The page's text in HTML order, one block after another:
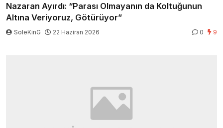
Nazaran Ayırdı: “Parası Olmayanın da Koltuğunun
Altına Veriyoruz, Götürüyor”
SoleKinG 22 Haziran 2026 0 9